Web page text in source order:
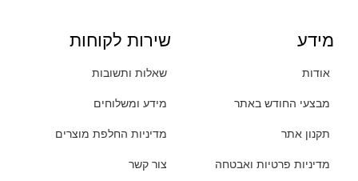
מידע
אודות
מבצעי החודש באתר
תקנון אתר
מדיניות פרטיות ואבטחה
שירות לקוחות
שאלות ותשובות
מידע ומשלוחים
מדיניות החלפת מוצרים
צור קשר